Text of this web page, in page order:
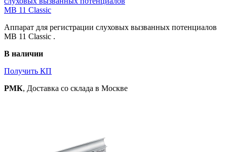
MB 11 Classic
Аппарат для регистрации слуховых вызванных потенциалов
MB 11 Classic .
В наличии
Получить КП
РМК, Доставка со склада в Москве